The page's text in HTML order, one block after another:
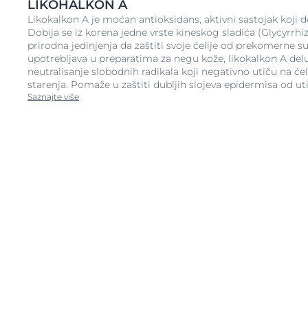
LIKOHALKON A
Likokalkon A je moćan antioksidans, aktivni sastojak koji
Dobija se iz korena jedne vrste kineskog sladića
prirodna jedinjenja da zaštiti svoje ćelije od prekomerne
upotrebljava u preparatima za negu kože, likokalkon A
neutralisanje slobodnih radikala koji negativno utiču na
starenja. Pomaže u zaštiti dubljih slojeva epidermisa od
Saznajte više